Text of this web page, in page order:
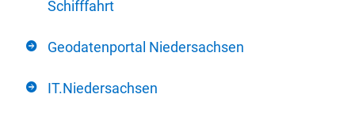
Schifffahrt
Geodatenportal Niedersachsen
IT.Niedersachsen